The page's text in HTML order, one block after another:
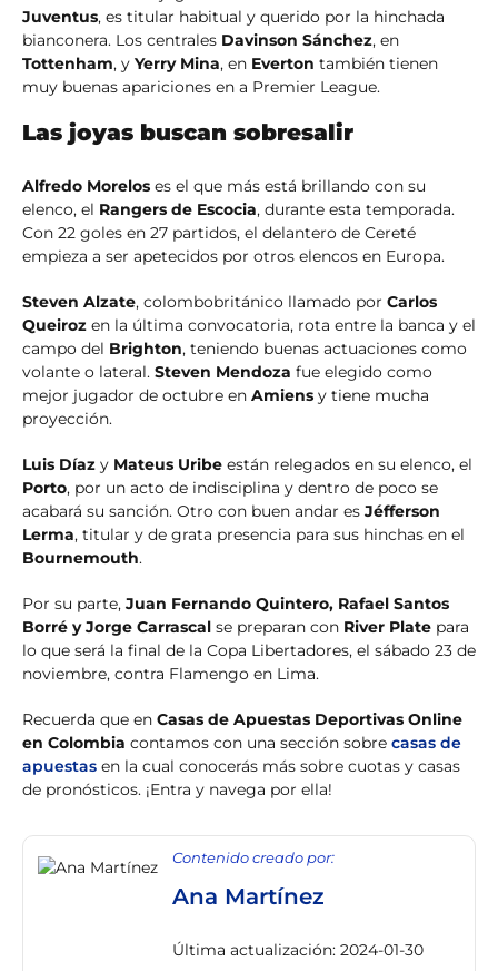
Juventus, es titular habitual y querido por la hinchada
bianconera. Los centrales Davinson Sánchez, en
Tottenham, y Yerry Mina, en Everton también tienen
muy buenas apariciones en a Premier League.
Las joyas buscan sobresalir
Alfredo Morelos es el que más está brillando con su
elenco, el Rangers de Escocia, durante esta temporada.
Con 22 goles en 27 partidos, el delantero de Cereté
empieza a ser apetecidos por otros elencos en Europa.
Steven Alzate, colombobritánico llamado por Carlos
Queiroz en la última convocatoria, rota entre la banca y el
campo del Brighton, teniendo buenas actuaciones como
volante o lateral. Steven Mendoza fue elegido como
mejor jugador de octubre en Amiens y tiene mucha
proyección.
Luis Díaz y Mateus Uribe están relegados en su elenco, el
Porto, por un acto de indisciplina y dentro de poco se
acabará su sanción. Otro con buen andar es Jéfferson
Lerma, titular y de grata presencia para sus hinchas en el
Bournemouth.
Por su parte, Juan Fernando Quintero, Rafael Santos
Borré y Jorge Carrascal se preparan con River Plate para
lo que será la final de la Copa Libertadores, el sábado 23 de
noviembre, contra Flamengo en Lima.
Recuerda que en Casas de Apuestas Deportivas Online
en Colombia contamos con una sección sobre casas de
apuestas en la cual conocerás más sobre cuotas y casas
de pronósticos. ¡Entra y navega por ella!
Contenido creado por:
Ana Martínez
Última actualización: 2024-01-30